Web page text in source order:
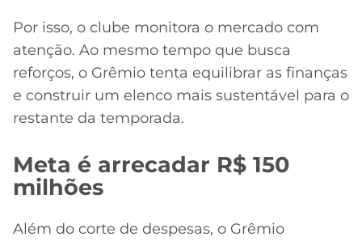
Por isso, o clube monitora o mercado com
atenção. Ao mesmo tempo que busca
reforços, o Grêmio tenta equilibrar as finanças
e construir um elenco mais sustentável para o
restante da temporada.
Meta é arrecadar R$ 150
milhões
Além do corte de despesas, o Grêmio